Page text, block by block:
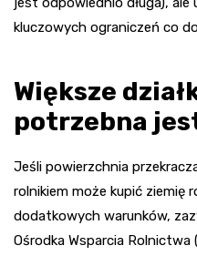
kluczowych ograniczeń co
Większe
potrzebna
Jeśli powierzchnia
rolnikiem może kupić ziemię
dodatkowych warunków,
Ośrodka Wsparcia Rolnictwa